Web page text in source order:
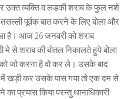
उक्त व्यक्ति व लडकी शराब के फुल नशे
तसल्ली पूर्वक बात करने के लिए बोला और
है। आज 26 जनवरी को शराब
मे से शराब की बोतल निकालते हुये बोला
जो करना है वो कर ले। उसके बाद
में खड़ी कर उसके पास गया तो एक दम से
प्रयास किया परन्तु थानाधिकारी